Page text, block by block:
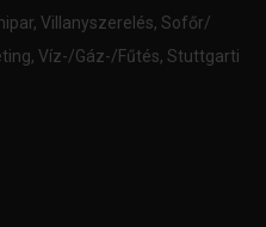
, Villanyszerelés, Sofőr/
, Víz-/Gáz-/Fűtés, Stuttgarti